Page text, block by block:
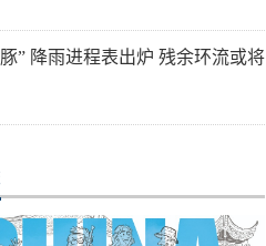
” 降雨进程表出炉 残余环流或将